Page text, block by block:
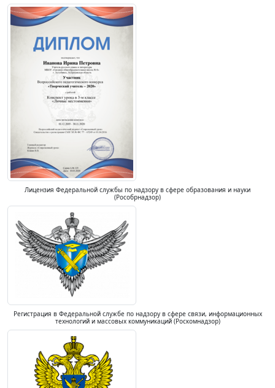
Лицензия Федеральной службы по надзору в сфере образования и науки
(Рособрнадзор)
Регистрация в Федеральной службе по надзору в сфере связи, информационных
технологий и массовых коммуникаций (Роскомнадзор)